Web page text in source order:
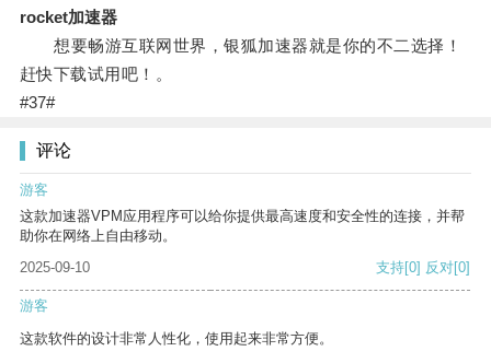
rocket加速器
想要畅游互联网世界，银狐加速器就是你的不二选择！
赶快下载试用吧！。
#37#
评论
游客
这款加速器VPM应用程序可以给你提供最高速度和安全性的连接，并帮
助你在网络上自由移动。
2025-09-10
支持[0] 反对[0]
游客
这款软件的设计非常人性化，使用起来非常方便。